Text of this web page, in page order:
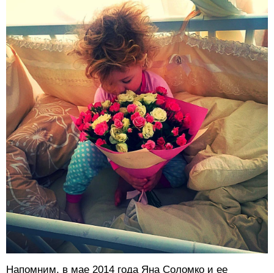
Напомним, в мае 2014 года Яна Соломко и ее